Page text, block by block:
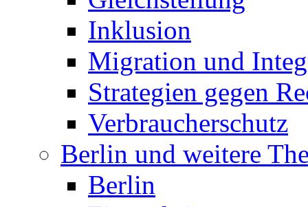
Inklusion
Migration und
Strategien gegen
Verbraucherschutz
Berlin und weitere
Berlin